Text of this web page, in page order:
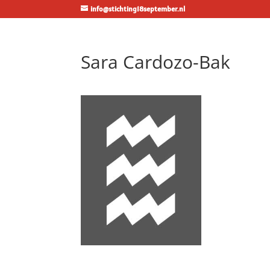
info@stichting18september.nl
Sara Cardozo-Bak